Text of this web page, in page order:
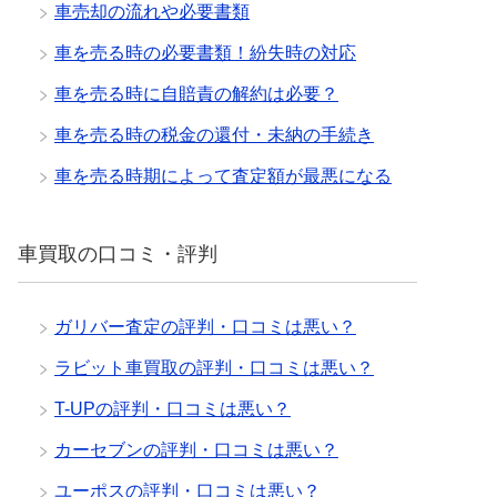
車売却の流れや必要書類
車を売る時の必要書類！紛失時の対応
車を売る時に自賠責の解約は必要？
車を売る時の税金の還付・未納の手続き
車を売る時期によって査定額が最悪になる
車買取の口コミ・評判
ガリバー査定の評判・口コミは悪い？
ラビット車買取の評判・口コミは悪い？
T-UPの評判・口コミは悪い？
カーセブンの評判・口コミは悪い？
ユーポスの評判・口コミは悪い？